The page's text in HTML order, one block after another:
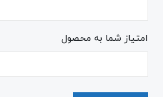
امتیاز شما به محصول